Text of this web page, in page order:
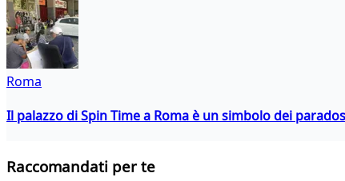
Roma
Il palazzo di Spin Time a Roma è un simbolo dei
Raccomandati per te